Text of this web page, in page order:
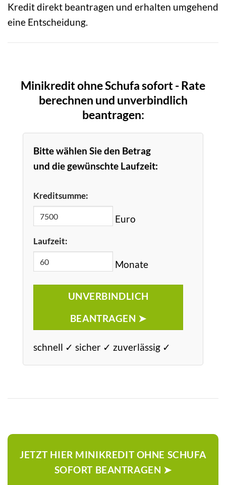
Kredit direkt beantragen und erhalten umgehend
eine Entscheidung.
Minikredit ohne Schufa sofort - Rate
berechnen und unverbindlich
beantragen:
Bitte wählen Sie den Betrag
und die gewünschte Laufzeit:
Kreditsumme:
Euro
Laufzeit:
Monate
UNVERBINDLICH
BEANTRAGEN ➤
schnell ✓ sicher ✓ zuverlässig ✓
JETZT HIER MINIKREDIT OHNE SCHUFA
SOFORT BEANTRAGEN ➤